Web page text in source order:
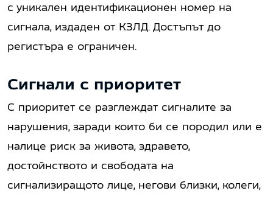
с уникален идентификационен номер на
сигнала, издаден от КЗЛД. Достъпът до
регистъра е ограничен.
Сигнали с приоритет
С приоритет се разглеждат сигналите за
нарушения, заради които би се породил или е
налице риск за живота, здравето,
достойнството и свободата на
сигнализиращото лице, негови близки, колеги,